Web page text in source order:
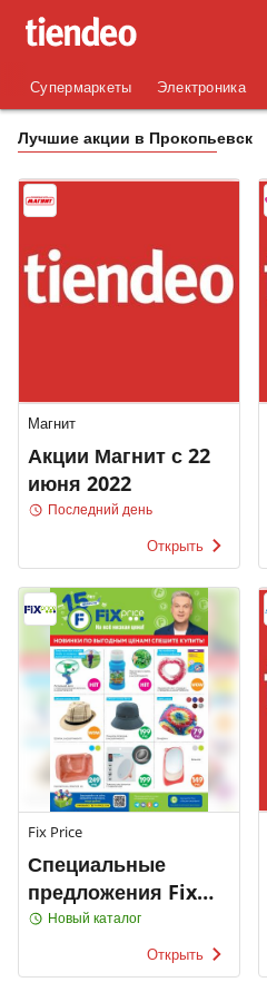
Супермаркеты Электроника
Лучшие акции в Прокопьевск
Магнит
Акции Магнит с 22
июня 2022
Последний день
Открыть
Fix Price
Специальные
предложения Fix
Price
Новый каталог
Открыть